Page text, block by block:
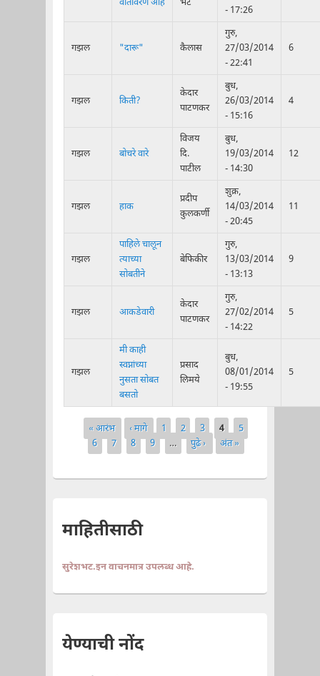
वातावरण आहे भट
- 17:26
गझल "दारू" कैलास
गुरु,
27/03/2014
- 22:41
6
गझल किती?
केदार
पाटणकर
बुध,
26/03/2014
- 15:16
4
गझल बोचरे वारे
विजय
दि.
पाटील
बुध,
19/03/2014
- 14:30
12
गझल हाक
प्रदीप
कुलकर्णी
शुक्र,
14/03/2014
- 20:45
11
गझल
पाहिले चालून
त्याच्या
सोबतीने
बेफिकीर
गुरु,
13/03/2014
- 13:13
9
गझल आकडेवारी
केदार
पाटणकर
गुरु,
27/02/2014
- 14:22
5
गझल
मी काही
स्वप्नांच्या
नुसता सोबत
बसतो
प्रसाद
लिमये
बुध,
08/01/2014
- 19:55
5
Pages
« आरंभ ‹ मागे 1 2 3 4
5
6
7 8 9 … पुढे › अंत »
माहितीसाठी
सुरेशभट.इन वाचनमात्र उपलब्ध आहे.
येण्याची नोंद